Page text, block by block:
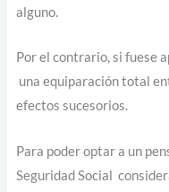
alguno.
Por el contrario, si fuese
una equiparación total
efectos sucesorios.
Para poder optar a un
Seguridad Social